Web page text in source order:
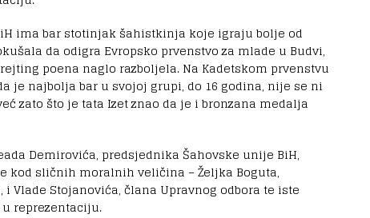
ima bar stotinjak šahistkinja koje igraju bolje od
da odigra Evropsko prvenstvo za mlade u Budvi,
poena naglo razboljela. Na Kadetskom prvenstvu
je najbolja bar u svojoj grupi, do 16 godina, nije se ni
zato što je tata Izet znao da je i bronzana medalja
Demirovića, predsjednika Šahovske unije BiH,
sličnih moralnih veličina – Željka Boguta,
Vlade Stojanovića, člana Upravnog odbora te iste
reprezentaciju.